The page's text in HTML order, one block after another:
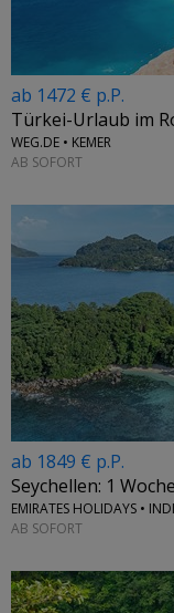
ab 1472 € p.P.
Türkei-Urlaub im
WEG.DE • KEMER
AB SOFORT
ab 1849 € p.P.
Seychellen: 1
EMIRATES HOLIDAYS •
AB SOFORT